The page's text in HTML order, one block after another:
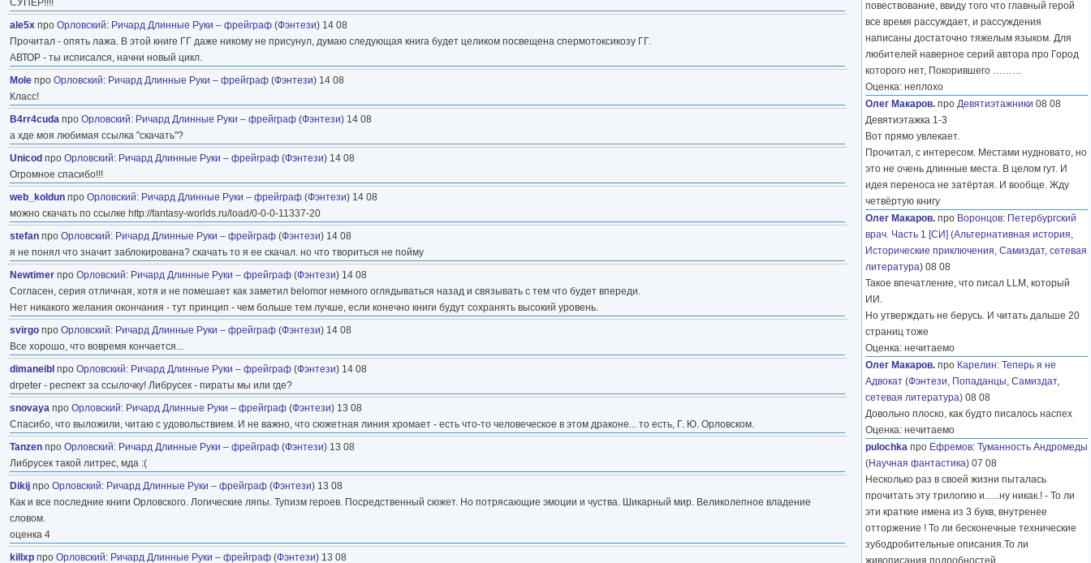
СУПЕР!!!!
ale5x про Орловский: Ричард Длинные Руки – фрейграф (Фэнтези) 14 08
Прочитал - опять лажа. В этой книге ГГ даже никому не присунул, думаю следующая книга будет целиком посвещена спермотоксикозу ГГ.
АВТОР - ты исписался, начни новый цикл.
Mole про Орловский: Ричард Длинные Руки – фрейграф (Фэнтези) 14 08
Класс!
B4rr4cuda про Орловский: Ричард Длинные Руки – фрейграф (Фэнтези) 14 08
а хде моя любимая ссылка "скачать"?
Unicod про Орловский: Ричард Длинные Руки – фрейграф (Фэнтези) 14 08
Огромное спасибо!!!
web_koldun про Орловский: Ричард Длинные Руки – фрейграф (Фэнтези) 14 08
можно скачать по ссылке http://fantasy-worlds.ru/load/0-0-0-11337-20
stefan про Орловский: Ричард Длинные Руки – фрейграф (Фэнтези) 14 08
я не понял что значит заблокирована? скачать то я ее скачал. но что твориться не пойму
Newtimer про Орловский: Ричард Длинные Руки – фрейграф (Фэнтези) 14 08
Согласен, серия отличная, хотя и не помешает как заметил belomor немного оглядываться назад и связывать с тем что будет впереди.
Нет никакого желания окончания - тут принцип - чем больше тем лучше, если конечно книги будут сохранять высокий уровень.
svirgo про Орловский: Ричард Длинные Руки – фрейграф (Фэнтези) 14 08
Все хорошо, что вовремя кончается...
dimaneibl про Орловский: Ричард Длинные Руки – фрейграф (Фэнтези) 14 08
drpeter - респект за ссылочку! Либрусек - пираты мы или где?
snovaya про Орловский: Ричард Длинные Руки – фрейграф (Фэнтези) 13 08
Спасибо, что выложили, читаю с удовольствием. И не важно, что сюжетная линия хромает - есть что-то человеческое в этом драконе... то есть, Г. Ю. Орловском.
Tanzen про Орловский: Ричард Длинные Руки – фрейграф (Фэнтези) 13 08
Либрусек такой литрес, мда :(
Dikij про Орловский: Ричард Длинные Руки – фрейграф (Фэнтези) 13 08
Как и все последние книги Орловского. Логические ляпы. Тупизм героев. Посредственный сюжет. Но потрясающие эмоции и чуства. Шикарный мир. Великолепное владение
словом.
оценка 4
killxp про Орловский: Ричард Длинные Руки – фрейграф (Фэнтези) 13 08
повествование, ввиду того что главный герой
все время рассуждает, и рассуждения
написаны достаточно тяжелым языком. Для
любителей наверное серий автора про Город
которого нет, Покорившего ………
Оценка: неплохо
Олег Макаров. про Девятиэтажники 08 08
Девятиэтажка 1-3
Вот прямо увлекает.
Прочитал, с интересом. Местами нудновато, но
это не очень длинные места. В целом гут. И
идея переноса не затёртая. И вообще. Жду
четвёртую книгу
Олег Макаров. про Воронцов: Петербургский
врач. Часть 1 [СИ] (Альтернативная история,
Исторические приключения, Самиздат, сетевая
литература) 08 08
Такое впечатление, что писал LLM, который
ИИ.
Но утверждать не берусь. И читать дальше 20
страниц тоже
Оценка: нечитаемо
Олег Макаров. про Карелин: Теперь я не
Адвокат (Фэнтези, Попаданцы, Самиздат,
сетевая литература) 08 08
Довольно плоско, как будто писалось наспех
Оценка: нечитаемо
pulochka про Ефремов: Туманность Андромеды
(Научная фантастика) 07 08
Несколько раз в своей жизни пыталась
прочитать эту трилогию и......ну никак.! - То ли
эти краткие имена из 3 букв, внутренее
отторжение ! То ли бесконечные технические
зубодробительные описания.То ли